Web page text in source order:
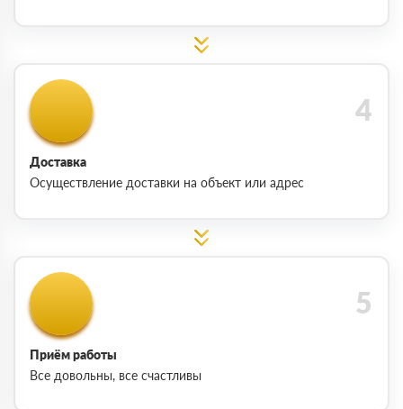
Доставка
Осуществление доставки на объект или адрес
Приём работы
Все довольны, все счастливы